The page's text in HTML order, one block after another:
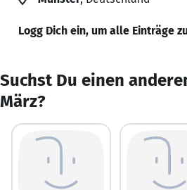
Logg Dich ein, um alle Einträge
Suchst Du einen
März?